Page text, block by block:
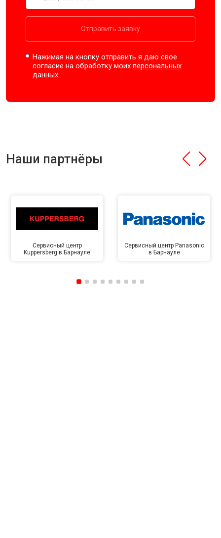
Отправить заявку
Нажимая на кнопку отправить я даю свое
согласие на обработку моихперсональных
данных.
Наши партнёры
Сервисный центр
Kuppersberg в Барнауле
Сервисный центр Panasonic
в Барнауле